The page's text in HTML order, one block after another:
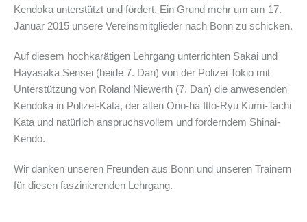
Kendoka unterstützt und fördert. Ein Grund mehr um am 17.
Januar 2015 unsere Vereinsmitglieder nach Bonn zu schicken.
Auf diesem hochkarätigen Lehrgang unterrichten Sakai und
Hayasaka Sensei (beide 7. Dan) von der Polizei Tokio mit
Unterstützung von Roland Niewerth (7. Dan) die anwesenden
Kendoka in Polizei-Kata, der alten Ono-ha Itto-Ryu Kumi-Tachi
Kata und natürlich anspruchsvollem und forderndem Shinai-
Kendo.
Wir danken unseren Freunden aus Bonn und unseren Trainern
für diesen faszinierenden Lehrgang.